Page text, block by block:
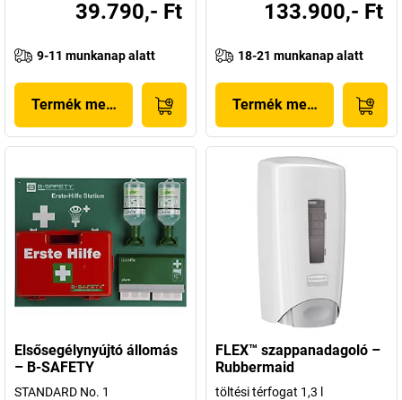
39.790,- Ft
9-11 munkanap alatt
Termék megjelenítése
133.900,- Ft
18-21 munkanap alatt
Termék megjelenítése
Elsősegélynyújtó állomás
– B-SAFETY
STANDARD No. 1
FLEX™ szappanadagoló –
Rubbermaid
töltési térfogat 1,3 l